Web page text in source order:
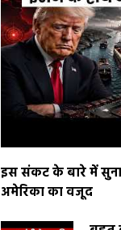
इस संकट के बारे में
अमेरिका का वजूद